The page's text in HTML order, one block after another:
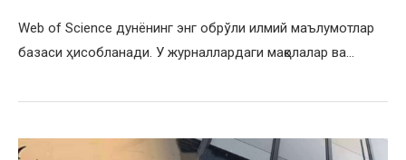
Web of Science дунёнинг энг обрўли илмий маълумотлар
базаси ҳисобланади. У журналлардаги мақолалар ва…